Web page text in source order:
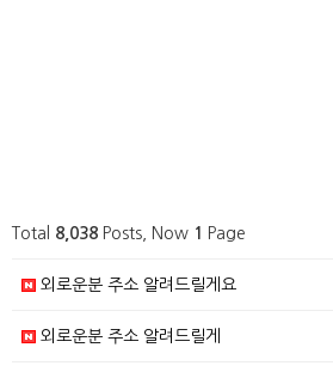
Total 8,038 Posts, Now 1 Page
외로운분 주소 알려드릴게요
외로운분 주소 알려드릴게